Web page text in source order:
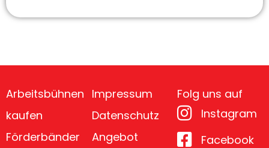
Arbeitsbühnen
kaufen
Förderbänder
Impressum
Datenschutz
Angebot
Folg uns auf
Instagram
Facebook